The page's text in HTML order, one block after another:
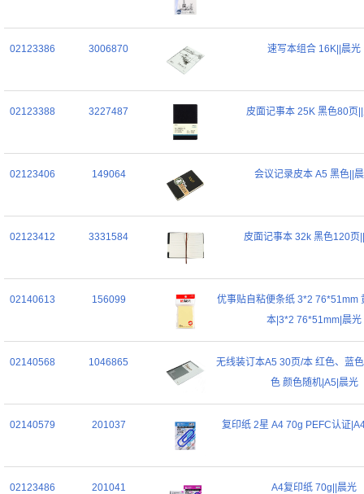
02123386 3006870 速写本组合 16K||晨光
02123388 3227487 皮面记事本 25K 黑色80页
02123406 149064 会议记录皮本 A5 黑色||
02123412 3331584 皮面记事本 32k 黑色120页
02140613 156099
优事贴自粘便条纸 3*2 76*51mm
本|3*2 76*51mm|晨光
02140568 1046865
无线装订本A5 30页/本 红色、蓝
色 颜色随机|A5|晨光
02140579 201037 复印纸 2星 A4 70g PEFC认证
02123486 201041 A4复印纸 70g||晨光